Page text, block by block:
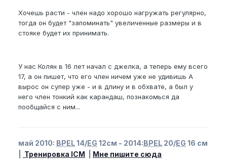
Хочешь расти - член надо хорошо нагружать регулярно,
тогда он будет "запоминать" увеличенные размеры и в
стояке будет их принимать.
У нас Колян в 16 лет начал с джелка, а теперь ему всего
17, а он пишет, что его член ничем уже не удивишь А
вырос он супер уже - и в длину и в обхвате, а был у
него член тонкий как карандаш, познакомься да
пообщайся с ним...
май 2010: BPEL14/EG 12см - 2014:BPEL 20/EG 16 см
Тренировка ICM Мне пишите сюда